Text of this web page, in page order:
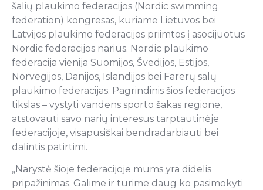
šalių plaukimo federacijos (Nordic swimming
federation) kongresas, kuriame Lietuvos bei
Latvijos plaukimo federacijos priimtos į asocijuotus
Nordic federacijos narius. Nordic plaukimo
federacija vienija Suomijos, Švedijos, Estijos,
Norvegijos, Danijos, Islandijos bei Farerų salų
plaukimo federacijas. Pagrindinis šios federacijos
tikslas – vystyti vandens sporto šakas regione,
atstovauti savo narių interesus tarptautinėje
federacijoje, visapusiškai bendradarbiauti bei
dalintis patirtimi.
„Narystė šioje federacijoje mums yra didelis
pripažinimas. Galime ir turime daug ko pasimokyti